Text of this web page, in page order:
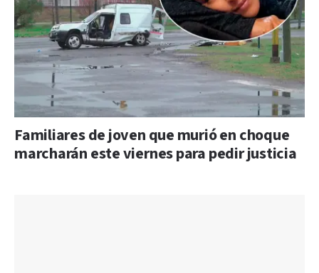
Familiares de joven que murió en choque
marcharán este viernes para pedir justicia